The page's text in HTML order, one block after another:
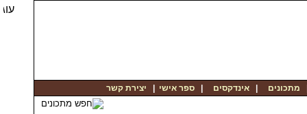
מתכונים |אינדקסים |ספר אישי יצירת קשר